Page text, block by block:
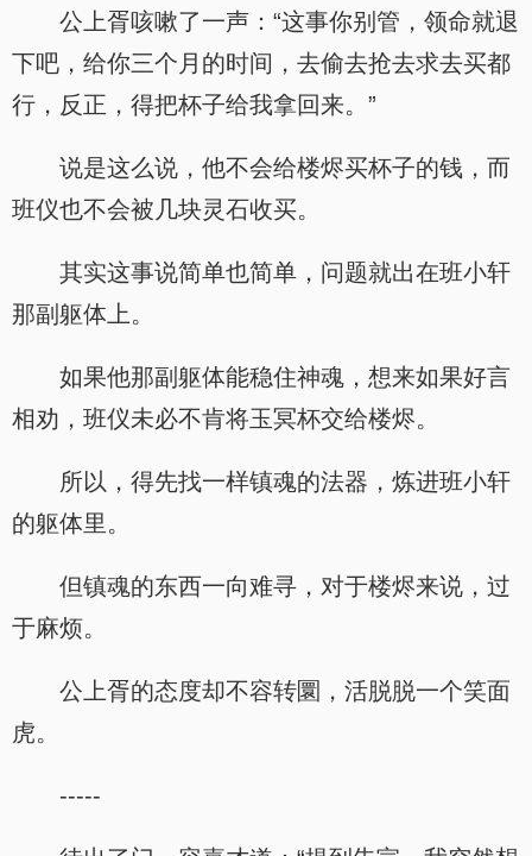
公上胥咳嗽了一声：“这事你别管，领命就退
下吧，给你三个月的时间，去偷去抢去求去买都
行，反正，得把杯子给我拿回来。”
说是这么说，他不会给楼烬买杯子的钱，而
班仪也不会被几块灵石收买。
其实这事说简单也简单，问题就出在班小轩
那副躯体上。
如果他那副躯体能稳住神魂，想来如果好言
相劝，班仪未必不肯将玉冥杯交给楼烬。
所以，得先找一样镇魂的法器，炼进班小轩
的躯体里。
但镇魂的东西一向难寻，对于楼烬来说，过
于麻烦。
公上胥的态度却不容转圜，活脱脱一个笑面
虎。
-----